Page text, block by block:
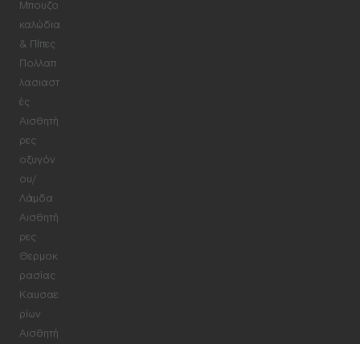
Μπουζο
καλώδια
& Πίπες
Πολλαπ
λασιαστ
ές
Αισθητή
ρες
οξυγόν
ου/
Λάμδα
Αισθητή
ρες
Θερμοκ
ρασίας
Καυσαε
ρίων
Αισθητή